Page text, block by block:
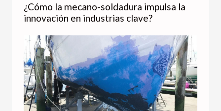
¿Cómo la mecano-soldadura impulsa la
innovación en industrias clave?